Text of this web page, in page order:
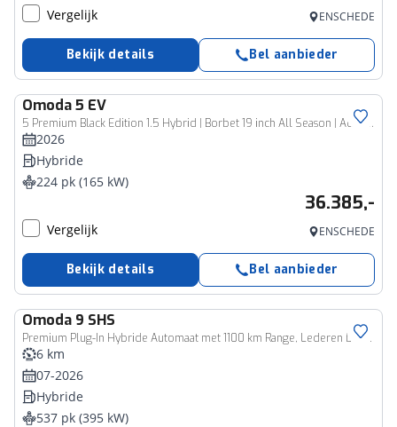
Vergelijk ENSCHEDE
Bekijk details Bel aanbieder
Omoda5 EV
5 Premium Black Edition 1.5 Hybrid | Borbet 19 inch All Season | Adaptive cruise | Airco | Keyless | 360 cam | CarPlay
2026
Hybride
224 pk (165 kW)
36.385,-
Vergelijk ENSCHEDE
Bekijk details Bel aanbieder
Omoda 9 SHS
Premium Plug-In Hybride Automaat met 1100 km Range, Lederen bekleding, Elektrsiche stoelverstelling voor en achter Nu met 3500 euro zomervoordeel!
6 km
07-2026
Hybride
537 pk (395 kW)